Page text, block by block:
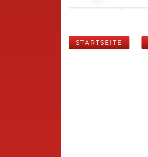
STARTSEITE